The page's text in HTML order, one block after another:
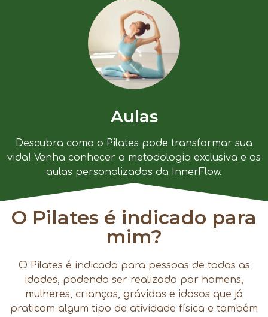
Aulas
Descubra como o Pilates pode transformar sua
vida! Venha conhecer a metodologia exclusiva e as
aulas personalizadas da InnerFlow.
O Pilates é indicado para
mim?
O Pilates é indicado para pessoas de todas as
idades, podendo ser realizado por homens,
mulheres, crianças, grávidas e idosos que já
praticam algum tipo de atividade física e também